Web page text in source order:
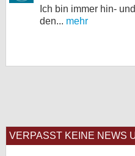
Ich bin immer hin-
den... mehr
VERPASST KEINE NEWS